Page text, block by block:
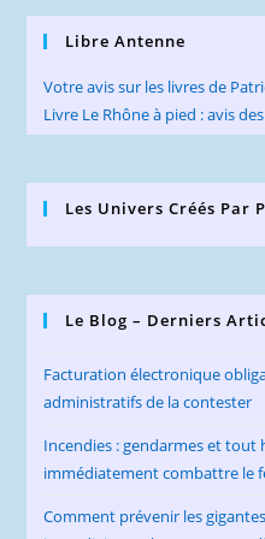
Libre Antenne
Votre avis sur les livres de
Livre Le Rhône à pied : avis
Les Univers Créés Par
Le Blog – Derniers
Facturation électronique
administratifs de la contester
Incendies : gendarmes et tout
immédiatement combattre le
Comment prévenir les